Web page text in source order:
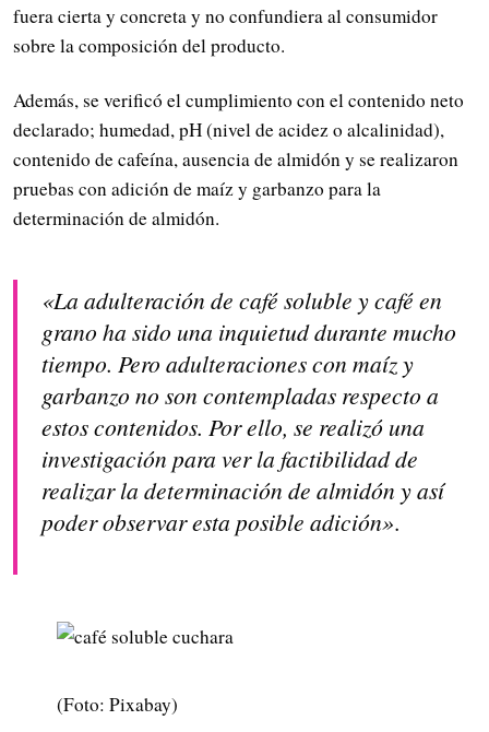
fuera cierta y concreta y no confundiera al consumidor
sobre la composición del producto.
Además, se verificó el cumplimiento con el contenido neto
declarado; humedad, pH (nivel de acidez o alcalinidad),
contenido de cafeína, ausencia de almidón y se realizaron
pruebas con adición de maíz y garbanzo para la
determinación de almidón.
«La adulteración de café soluble y café en
grano ha sido una inquietud durante mucho
tiempo. Pero adulteraciones con maíz y
garbanzo no son contempladas respecto a
estos contenidos. Por ello, se realizó una
investigación para ver la factibilidad de
realizar la determinación de almidón y así
poder observar esta posible adición».
(Foto: Pixabay)